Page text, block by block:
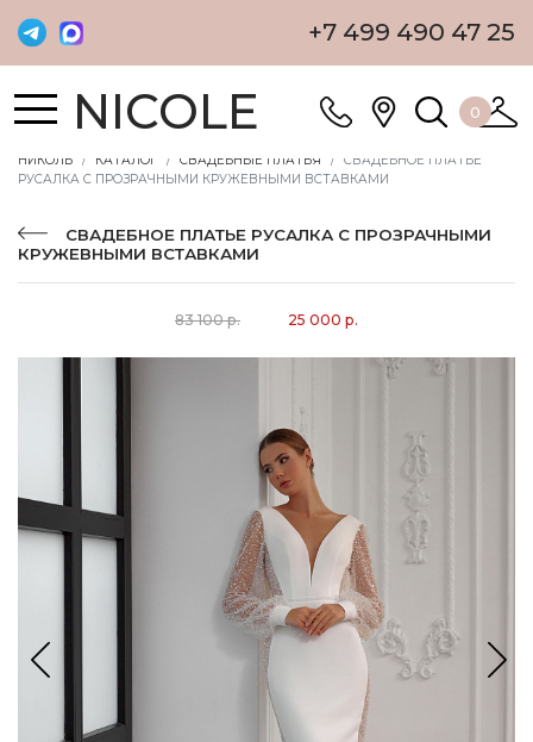
+7 499 490 47 25
NICOLE 0
НИКОЛЬ КАТАЛОГ СВАДЕБНЫЕ ПЛАТЬЯ
СВАДЕБНОЕ ПЛАТЬЕ
РУСАЛКА С ПРОЗРАЧНЫМИ КРУЖЕВНЫМИ ВСТАВКАМИ
СВАДЕБНОЕ ПЛАТЬЕ РУСАЛКА С ПРОЗРАЧНЫМИ
КРУЖЕВНЫМИ ВСТАВКАМИ
83 100 р. 25 000 р.